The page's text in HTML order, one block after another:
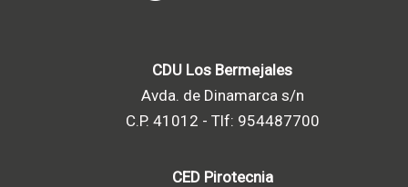
CDU Los Bermejales
Avda. de Dinamarca s/n
C.P. 41012 - Tlf: 954487700
CED Pirotecnia